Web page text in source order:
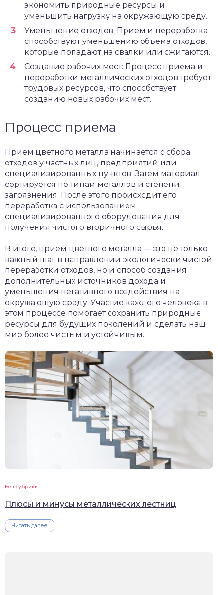
экономить природные ресурсы и
уменьшить нагрузку на окружающую среду.
Уменьшение отходов: Прием и переработка
способствуют уменьшению объема отходов,
которые попадают на свалки или сжигаются.
Создание рабочих мест: Процесс приема и
переработки металлических отходов требует
трудовых ресурсов, что способствует
созданию новых рабочих мест.
Процесс приема
Прием цветного металла начинается с сбора
отходов у частных лиц, предприятий или
специализированных пунктов. Затем материал
сортируется по типам металлов и степени
загрязнения. После этого происходит его
переработка с использованием
специализированного оборудования для
получения чистого вторичного сырья.
В итоге, прием цветного металла — это не только
важный шаг в направлении экологически чистой
переработки отходов, но и способ создания
дополнительных источников дохода и
уменьшения негативного воздействия на
окружающую среду. Участие каждого человека в
этом процессе помогает сохранить природные
ресурсы для будущих поколений и сделать наш
мир более чистым и устойчивым.
Без рубрики
Плюсы и минусы металлических лестниц
Читать далее